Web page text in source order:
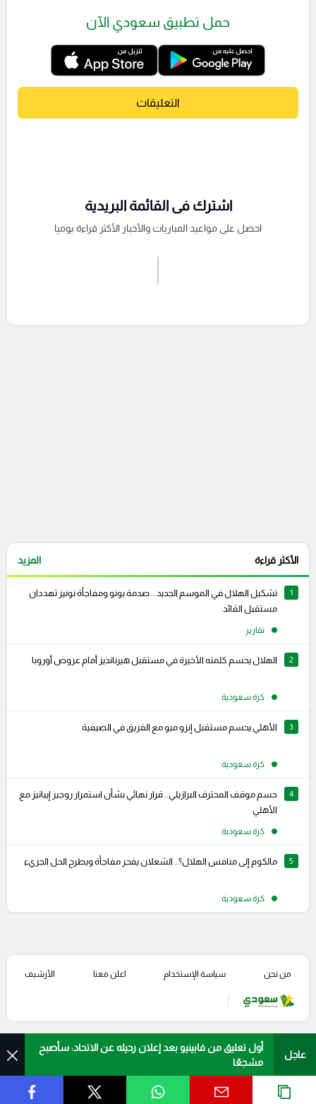
حمل تطبيق سعودي الآن
التعليقات
اشترك فى القائمة البريدية
احصل على مواعيد المباريات والأخبار الأكثر قراءة يوميا
الأكثر قراءة المزيد
1
تشكيل الهلال في الموسم الجديد .. صدمة بونو ومفاجأة نونيز تهددان
مستقبل القائد
تقارير
2 الهلال يحسم كلمته الأخيرة في مستقبل هيرنانديز أمام عروض أوروبا
كرة سعودية
3 الأهلي يحسم مستقبل إنزو ميو مع الفريق في الصيفية
كرة سعودية
4
حسم موقف المحترف البرازيلي.. قرار نهائي بشأن استمرار روجير إيبانيز مع
الأهلي
كرة سعودية
5 مالكوم إلى منافس الهلال؟.. الشعلان يفجر مفاجأة ويطرح الحل الجريء
كرة سعودية
عاجل
أول تعليق من فابينيو بعد إعلان رحيله عن الاتحاد: سأصبح
مشجعًا
من نحن سياسة الإستخدام اعلن معنا الأرشيف